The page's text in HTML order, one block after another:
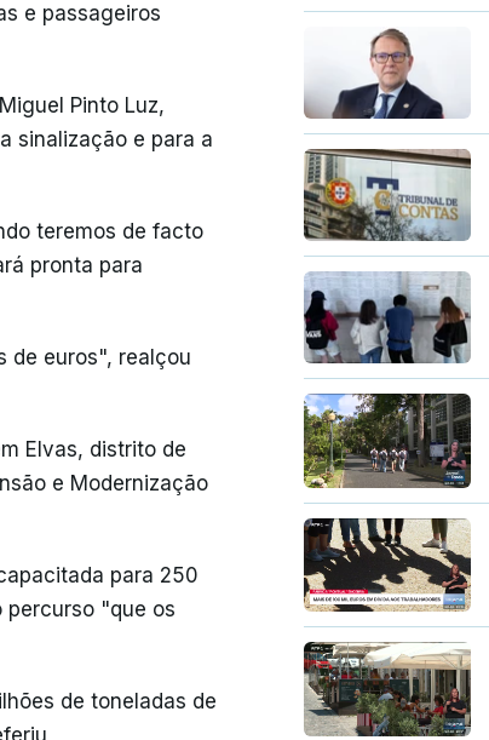
e passageiros
Pinto Luz,
sinalização e para a
teremos de facto
pronta para
de euros", realçou
Elvas, distrito de
e Modernização
para 250
percurso "que os
de toneladas de